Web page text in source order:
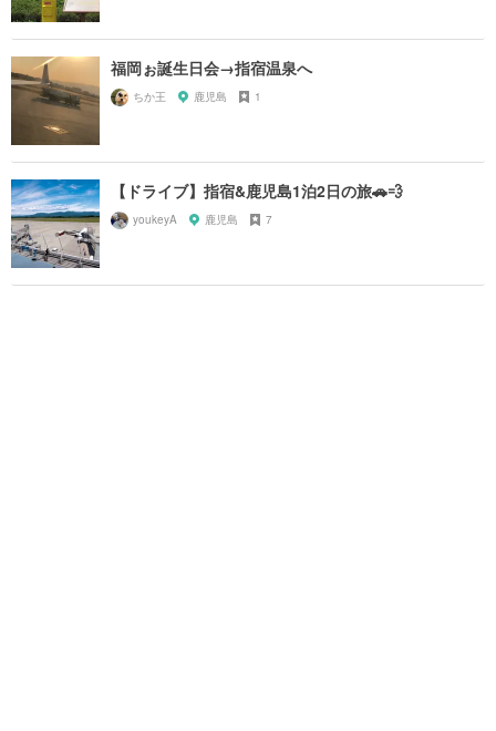
福岡ぉ誕生日会→指宿温泉へ
ちか王 鹿児島 1
【ドライブ】指宿&鹿児島1泊2日の旅🚗💨
youkeyA 鹿児島 7